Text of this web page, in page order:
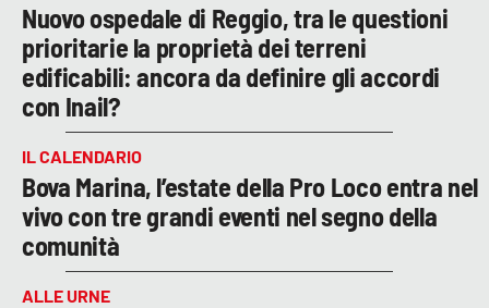
Nuovo ospedale di Reggio, tra le questioni
prioritarie la proprietà dei terreni
edificabili: ancora da definire gli accordi
con Inail?
IL CALENDARIO
Bova Marina, l’estate della Pro Loco entra nel
vivo con tre grandi eventi nel segno della
comunità
ALLE URNE